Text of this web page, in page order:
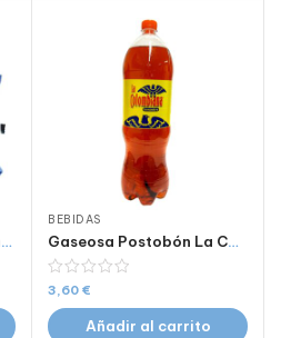
Galletas Festival de Vainilla 403 Gr.
BEBIDAS
Gaseosa Postobón La Colombiana 2 Litros
3,60 €
Añadir al carrito